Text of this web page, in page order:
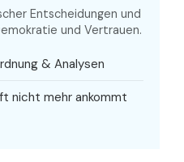
Entscheidungen und
und Vertrauen.
& Analysen
nicht mehr ankommt